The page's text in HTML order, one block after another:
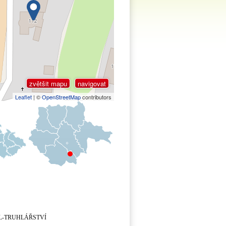
zvětšit mapu navigovat
Leaflet | ©OpenStreetMapcontributors